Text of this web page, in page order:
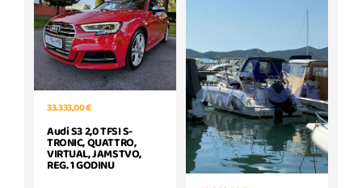
33.333,00 €
Audi S3 2,0 TFSI S-
TRONIC, QUATTRO,
VIRTUAL, JAMSTVO,
REG. 1 GODINU